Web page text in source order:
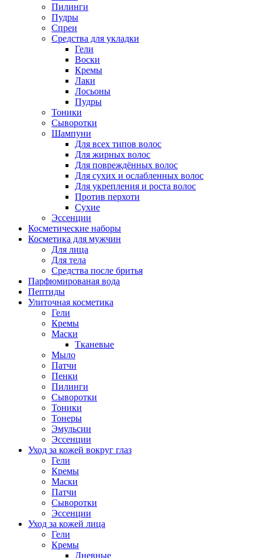
Пилинги
Пудры
Спреи
Средства для укладки
Гели
Воски
Кремы
Лаки
Лосьоны
Пудры
Тоники
Сыворотки
Шампуни
Для всех типов волос
Для жирных волос
Для повреждённых волос
Для сухих и ослабленных волос
Для укрепления и роста волос
Против перхоти
Сухие
Эссенции
Косметические наборы
Косметика для мужчин
Для лица
Для тела
Средства после бритья
Парфюмированая вода
Пептиды
Улиточная косметика
Гели
Кремы
Маски
Тканевые
Мыло
Патчи
Пенки
Пилинги
Сыворотки
Тоники
Тонеры
Эмульсии
Эссенции
Уход за кожей вокруг глаз
Гели
Кремы
Маски
Патчи
Сыворотки
Эссенции
Уход за кожей лица
Гели
Кремы
Дневные